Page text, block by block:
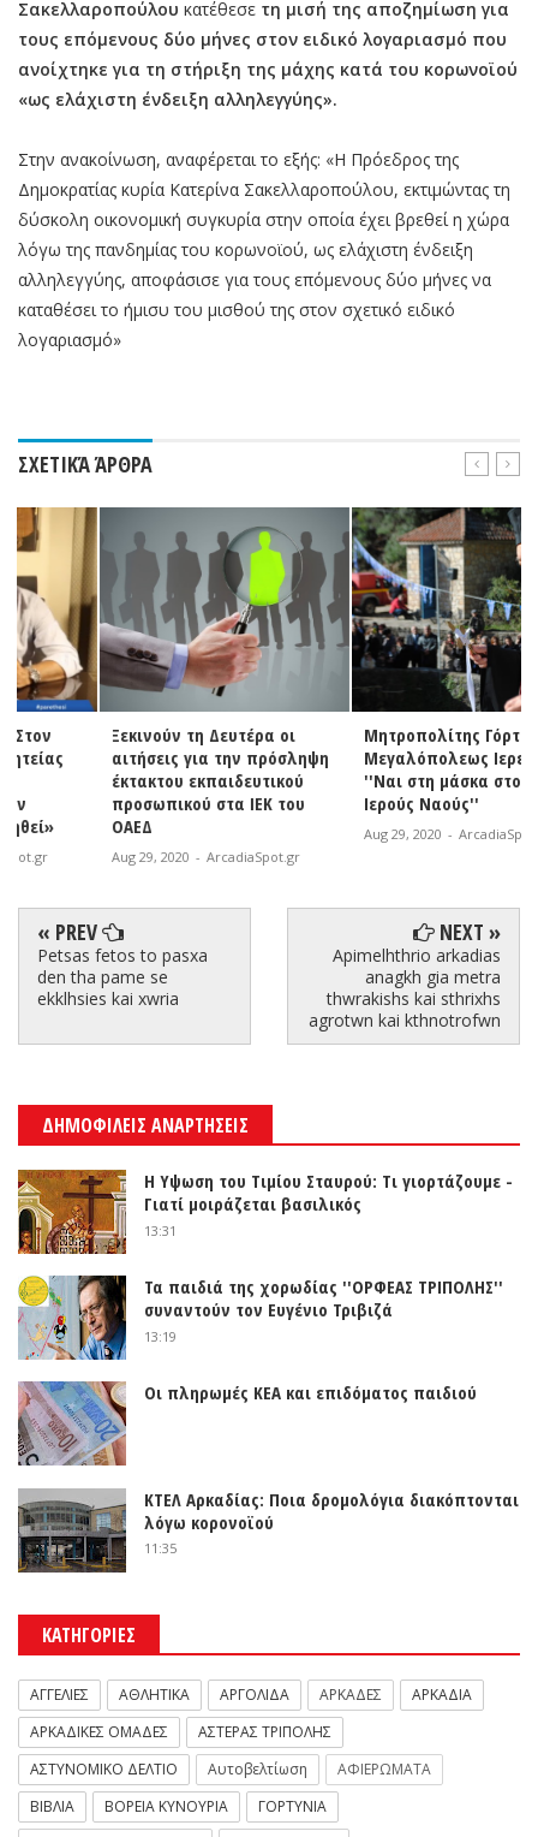
Σακελλαροπούλου κατέθεσε τη μισή της αποζημίωση για
τους επόμενους δύο μήνες στον ειδικό λογαριασμό που
ανοίχτηκε για τη στήριξη της μάχης κατά του κορωνοϊού
«ως ελάχιστη ένδειξη αλληλεγγύης».
Στην ανακοίνωση, αναφέρεται το εξής: «Η Πρόεδρος της
Δημοκρατίας κυρία Κατερίνα Σακελλαροπούλου, εκτιμώντας τη
δύσκολη οικονομική συγκυρία στην οποία έχει βρεθεί η χώρα
λόγω της πανδημίας του κορωνοϊού, ως ελάχιστη ένδειξη
αλληλεγγύης, αποφάσισε για τους επόμενους δύο μήνες να
καταθέσει το ήμισυ του μισθού της στον σχετικό ειδικό
λογαριασμό»
ΣΧΕΤΙΚΆ ΆΡΘΡΑ
Ξεκινούν τη Δευτέρα οι
αιτήσεις για την πρόσληψη
έκτακτου εκπαιδευτικού
προσωπικού στα ΙΕΚ του
ΟΑΕΔ
Aug 29, 2020 - ArcadiaSpot.gr
Μητροπολίτης Γόρτυνος και
Μεγαλόπολεως Ιερεμίας:
''Ναι στη μάσκα στους
Ιερούς Ναούς''
- ArcadiaSpot.gr
« PREV
Petsas fetos to pasxa
den tha pame se
ekklhsies kai xwria
NEXT »
Apimelhthrio arkadias
anagkh gia metra
thwrakishs kai sthrixhs
agrotwn kai kthnotrofwn
ΔΗΜΟΦΙΛΕΙΣ ΑΝΑΡΤΗΣΕΙΣ
Η Υψωση του Τιμίου Σταυρού: Τι γιορτάζουμε -
Γιατί μοιράζεται βασιλικός
13:31
Τα παιδιά της χορωδίας ''ΟΡΦΕΑΣ ΤΡΙΠΟΛΗΣ''
συναντούν τον Ευγένιο Τριβιζά
13:19
Οι πληρωμές ΚΕΑ και επιδόματος παιδιού
ΚΤΕΛ Αρκαδίας: Ποια δρομολόγια διακόπτονται
λόγω κορονοϊού
11:35
ΚΑΤΗΓΟΡΙΕΣ
ΑΓΓΕΛΙΕΣ ΑΘΛΗΤΙΚΑ ΑΡΓΟΛΙΔΑ ΑΡΚΑΔΕΣ
ΑΡΚΑΔΙΑ
ΑΡΚΑΔΙΚΕΣ ΟΜΑΔΕΣ
ΑΣΤΕΡΑΣ ΤΡΙΠΟΛΗΣ
ΑΣΤΥΝΟΜΙΚΟ ΔΕΛΤΙΟ
Αυτοβελτίωση
ΑΦΙΕΡΩΜΑΤΑ
ΒΙΒΛΙΑ
ΒΟΡΕΙΑ ΚΥΝΟΥΡΙΑ
ΓΟΡΤΥΝΙΑ